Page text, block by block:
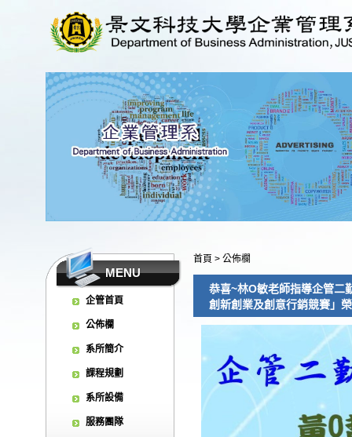
MENU
企管首頁
公佈欄
系所簡介
課程規劃
系所設備
服務團隊
首頁 > 公佈欄
恭喜~林O敏老師指導企管二
創新創業及創意行銷競賽」